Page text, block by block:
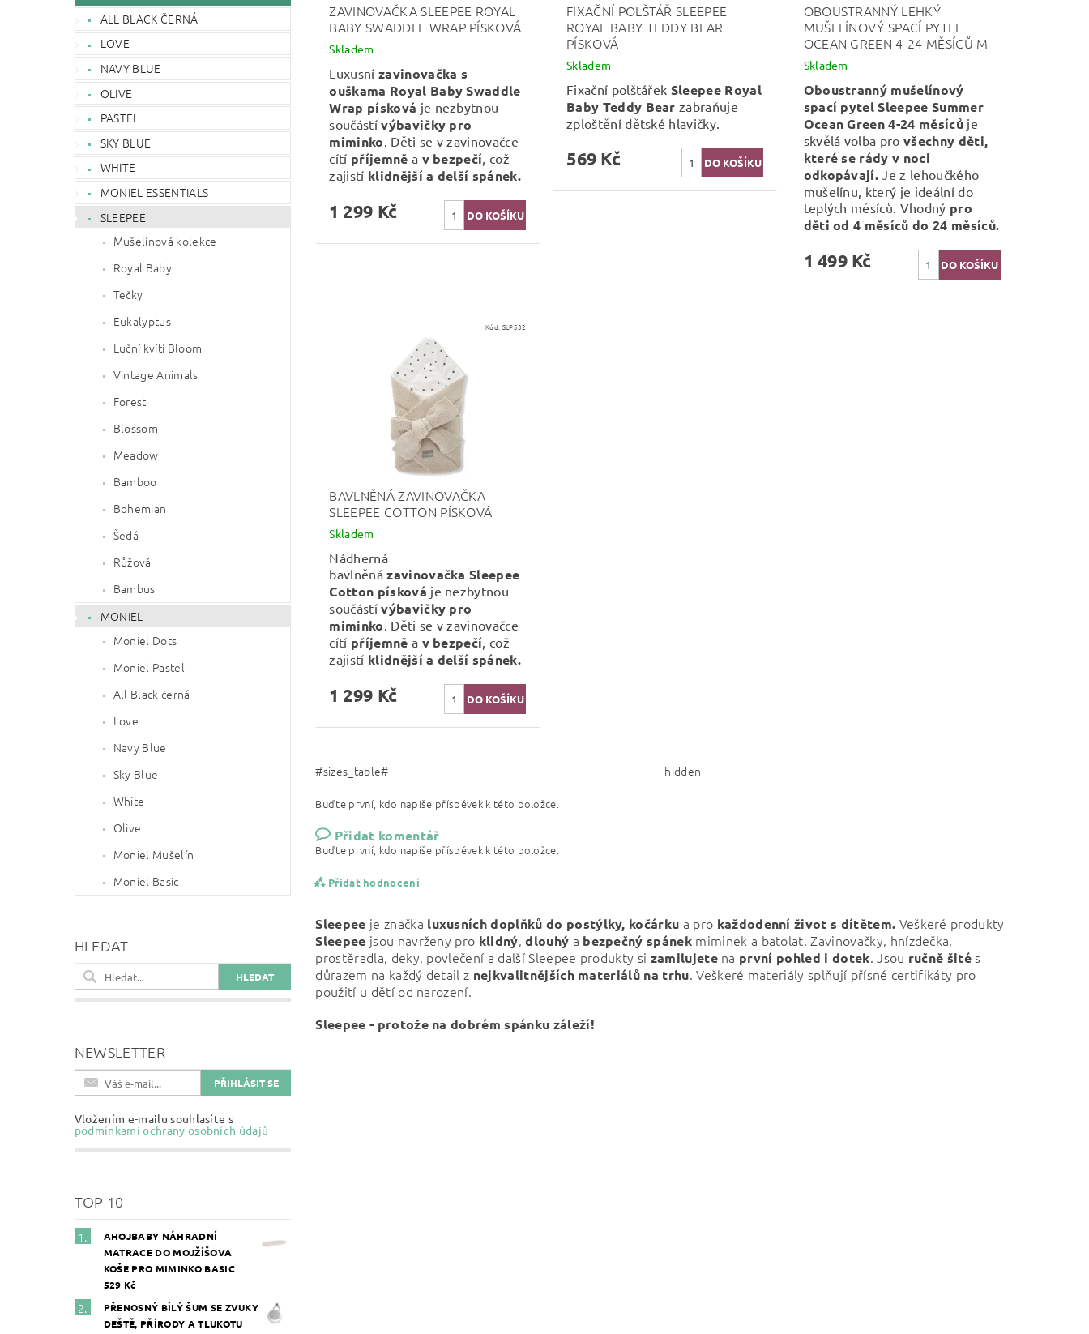
ALL BLACK ČERNÁ
LOVE
NAVY BLUE
OLIVE
PASTEL
SKY BLUE
WHITE
MONIEL ESSENTIALS
SLEEPEE
Mušelínová kolekce
Royal Baby
Tečky
Eukalyptus
Luční kvítí Bloom
Vintage Animals
Forest
Blossom
Meadow
Bamboo
Bohemian
Šedá
Růžová
Bambus
MONIEL
Moniel Dots
Moniel Pastel
All Black černá
Love
Navy Blue
Sky Blue
White
Olive
Moniel Mušelín
Moniel Basic
HLEDAT
NEWSLETTER
Vložením e-mailu souhlasíte s
podmínkami ochrany osobních údajů
TOP 10
AHOJBABY NÁHRADNÍ
MATRACE DO MOJŽÍŠOVA
KOŠE PRO MIMINKO BASIC
529 Kč
PŘENOSNÝ BÍLÝ ŠUM SE ZVUKY
DEŠTĚ, PŘÍRODY A TLUKOTU
ZAVINOVAČKA SLEEPEE ROYAL
BABY SWADDLE WRAP PÍSKOVÁ
Skladem
Luxusní zavinovačka s
ouškama Royal Baby Swaddle
Wrap písková je nezbytnou
součástívýbavičky pro
miminko . Děti se v zavinovačce
cítí příjemně a v bezpečí , což
zajistí klidnější a delší spánek.
1 299 Kč
FIXAČNÍ POLŠTÁŘ SLEEPEE
ROYAL BABY TEDDY BEAR
PÍSKOVÁ
Skladem
Fixační polštářek Sleepee Royal
Baby Teddy Bear zabraňuje
zploštění dětské hlavičky.
569 Kč
OBOUSTRANNÝ LEHKÝ
MUŠELÍNOVÝ SPACÍ PYTEL
OCEAN GREEN 4-24 MĚSÍCŮ M
Skladem
Oboustranný mušelínový
spací pytel Sleepee Summer
Ocean Green 4-24 měsícůje
skvělá volba pro všechny děti,
které se rády v noci
odkopávají. Je z lehoučkého
mušelínu, který je ideální do
teplých měsíců. Vhodný pro
děti od 4 měsíců do 24 měsíců.
1 499 Kč
Kód: SLP532
BAVLNĚNÁ ZAVINOVAČKA
SLEEPEE COTTON PÍSKOVÁ
Skladem
Nádherná
bavlněnázavinovačka Sleepee
Cotton písková je nezbytnou
součástívýbavičky pro
miminko. Děti se v zavinovačce
cítí příjemně a v bezpečí, což
zajistí klidnější a delší spánek.
1 299 Kč
#sizes_table# hidden
Buďte první, kdo napíše příspěvek k této položce.
Přidat komentář
Buďte první, kdo napíše příspěvek k této položce.
Přidat hodnocení
Sleepee je značka luxusních doplňků do postýlky, kočárku a pro každodenní život s dítětem. Veškeré produkty
Sleepee jsou navrženy pro klidný,dlouhý a bezpečný spánek miminek a batolat. Zavinovačky, hnízdečka,
prostěradla, deky, povlečení a další Sleepee produkty si zamilujetena první pohled i dotek. Jsou ručně šités
důrazem na každý detail z nejkvalitnějších materiálů na trhu. Veškeré materiály splňují přísné certifikáty pro
použití u dětí od narození.
Sleepee - protože na dobrém spánku záleží!